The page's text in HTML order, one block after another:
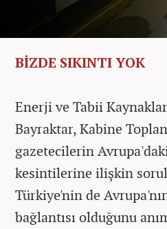
BİZDE SIKINTI YOK
Enerji ve Tabii
Bayraktar, Kabine
gazetecilerin
kesintilerine ilişkin
Türkiye'nin de
bağlantısı olduğunu